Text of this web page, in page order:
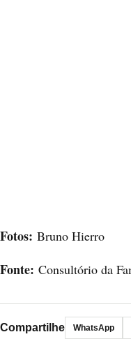
Fotos: Bruno Hierro
Fonte: Consultório da
Compartilhe WhatsApp